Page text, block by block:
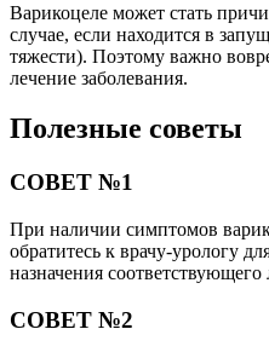
Варикоцеле может стать
случае, если находится в
тяжести). Поэтому важно
лечение заболевания.
Полезные советы
СОВЕТ №1
При наличии симптомов
обратитесь к врачу-урологу
назначения соответствующего
СОВЕТ №2